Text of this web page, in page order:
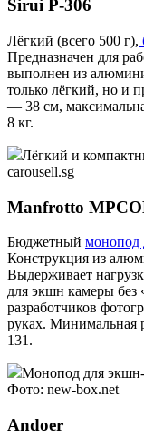
Sirui P-306
Лёгкий (всего 500 г),
Предназначен для
выполнен из
только лёгкий, но и
— 38 см,
8 кг.
Лёгкий и
carousell.sg
Manfrotto
Бюджетный монопод
Конструкция из
Выдерживает
для экшн камеры без
разработчиков
руках. Минимальная
131.
Монопод для
Фото: new-box.net
Andoer